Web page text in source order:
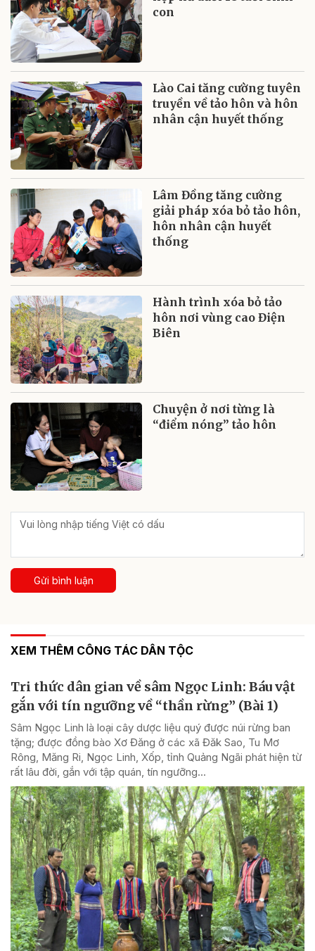
con
Lào Cai tăng cường tuyên
truyền về tảo hôn và hôn
nhân cận huyết thống
Lâm Đồng tăng cường
giải pháp xóa bỏ tảo hôn,
hôn nhân cận huyết
thống
Hành trình xóa bỏ tảo
hôn nơi vùng cao Điện
Biên
Chuyện ở nơi từng là
“điểm nóng” tảo hôn
Gửi bình luận
XEM THÊM CÔNG TÁC DÂN TỘC
Tri thức dân gian về sâm Ngọc Linh: Báu vật
gắn với tín ngưỡng về “thần rừng” (Bài 1)
Sâm Ngọc Linh là loại cây dược liệu quý được núi rừng ban
tặng; được đồng bào Xơ Đăng ở các xã Đăk Sao, Tu Mơ
Rông, Măng Ri, Ngọc Linh, Xốp, tỉnh Quảng Ngãi phát hiện từ
rất lâu đời, gắn với tập quán, tín ngưỡng...